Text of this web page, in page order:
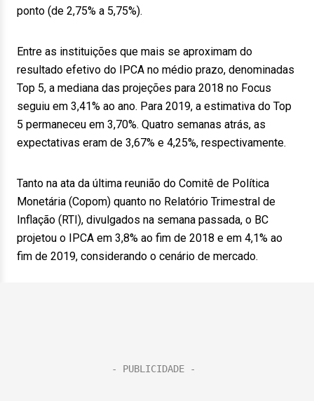
ponto (de 2,75% a 5,75%).
Entre as instituições que mais se aproximam do
resultado efetivo do IPCA no médio prazo, denominadas
Top 5, a mediana das projeções para 2018 no Focus
seguiu em 3,41% ao ano. Para 2019, a estimativa do Top
5 permaneceu em 3,70%. Quatro semanas atrás, as
expectativas eram de 3,67% e 4,25%, respectivamente.
Tanto na ata da última reunião do Comitê de Política
Monetária (Copom) quanto no Relatório Trimestral de
Inflação (RTI), divulgados na semana passada, o BC
projetou o IPCA em 3,8% ao fim de 2018 e em 4,1% ao
fim de 2019, considerando o cenário de mercado.